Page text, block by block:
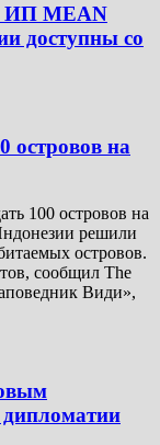
ИП MEAN
доступны со
островов на
100 островов на
решили
островов.
сообщил The
Види»,